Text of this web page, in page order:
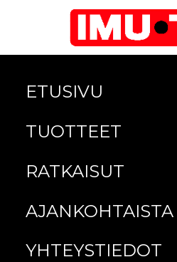
ETUSIVU
TUOTTEET
RATKAISUT
AJANKOHTAISTA
YHTEYSTIEDOT